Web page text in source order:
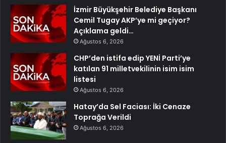
İzmir Büyükşehir Belediye Başkanı
Cemil Tugay AKP’ye mi geçiyor?
Açıklama geldi…
Ağustos 6, 2026
CHP’den istifa edip YENİ Parti’ye
katılan 91 milletvekilinin isim isim
listesi
Ağustos 6, 2026
Hatay’da Sel Faciası: İki Cenaze
Toprağa Verildi
Ağustos 6, 2026